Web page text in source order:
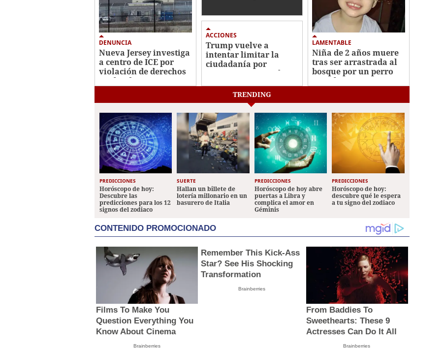
DENUNCIA
Nueva Jersey investiga
a centro de ICE por
violación de derechos
civiles de migrantes
inconstitucional
ACCIONES
Trump vuelve a
intentar limitar la
ciudadanía por
nacimiento pese al
LAMENTABLE
Niña de 2 años muere
tras ser arrastrada al
bosque por un perro
en Arkansas
TRENDING
PREDICCIONES
Horóscopo de hoy:
Descubre las
predicciones para los 12
signos del zodiaco
SUERTE
Hallan un billete de
lotería millonario en un
basurero de Italia
PREDICCIONES
Horóscopo de hoy abre
puertas a Libra y
complica el amor en
Géminis
PREDICCIONES
Horóscopo de hoy:
descubre qué le espera
a tu signo del zodiaco
CONTENIDO PROMOCIONADO
Films To Make You
Question Everything You
Know About Cinema
Brainberries
Remember This Kick-Ass
Star? See His Shocking
Transformation
Brainberries
From Baddies To
Sweethearts: These 9
Actresses Can Do It All
Brainberries